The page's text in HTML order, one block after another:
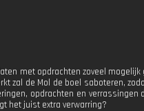
met opdrachten zoveel mogelijk
zal de Mol de boel saboteren,
opdrachten en verrassingen
het juist extra verwarring?